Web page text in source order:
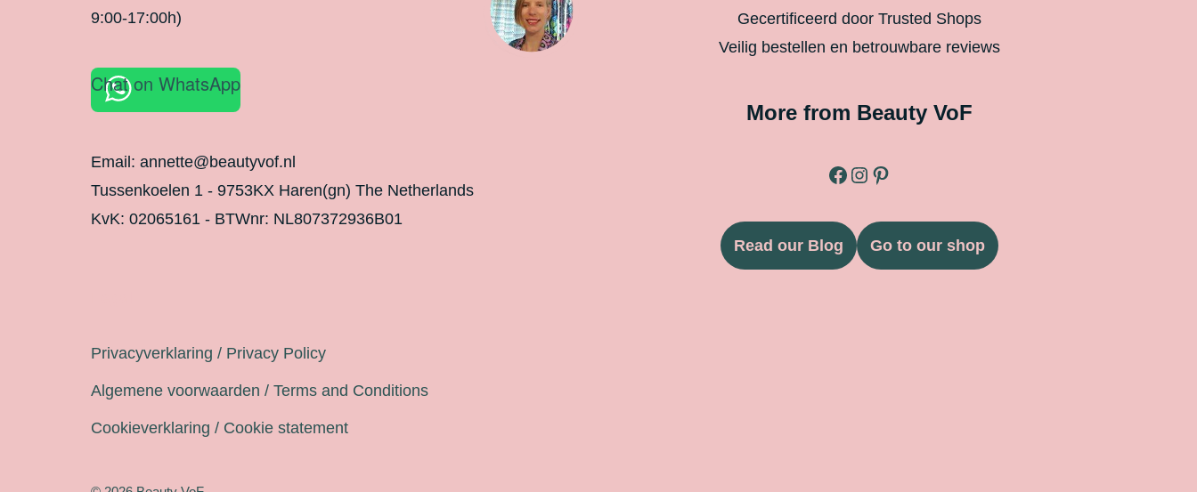
9:00-17:00h)
Chat on WhatsApp
Email: annette@beautyvof.nl
Tussenkoelen 1 - 9753KX Haren(gn) The Netherlands
KvK: 02065161 - BTWnr: NL807372936B01
Gecertificeerd door Trusted Shops
Veilig bestellen en betrouwbare reviews
More from Beauty VoF
Read our Blog Go to our shop
Privacyverklaring / Privacy Policy
Algemene voorwaarden / Terms and Conditions
Cookieverklaring / Cookie statement